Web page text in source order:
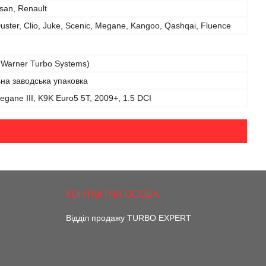
Renault
Clio, Juke, Scenic, Megane, Kangoo, Qashqai, Fluence
Turbo Systems)
заводська упаковка
III, K9K Euro5 5T, 2009+, 1.5 DCI
Відділ продажу TURBO EXPERT